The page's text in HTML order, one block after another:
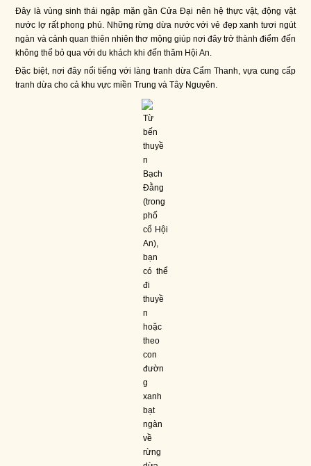
Đây là vùng sinh thái ngập mặn gần Cửa Đại nên hệ thực vật, động vật
nước lợ rất phong phú. Những rừng dừa nước với vẻ đẹp xanh tươi ngút
ngàn và cảnh quan thiên nhiên thơ mộng giúp nơi đây trở thành điểm đến
không thể bỏ qua với du khách khi đến thăm Hội An.
Đặc biệt, nơi đây nổi tiếng với làng tranh dừa Cẩm Thanh, vựa cung cấp
tranh dừa cho cả khu vực miền Trung và Tây Nguyên.
Từ
bến
thuyề
n
Bạch
Đằng
(trong
phố
cổ Hội
An),
bạn
có thể
đi
thuyề
n
hoặc
theo
con
đườn
g
xanh
bạt
ngàn
về
rừng